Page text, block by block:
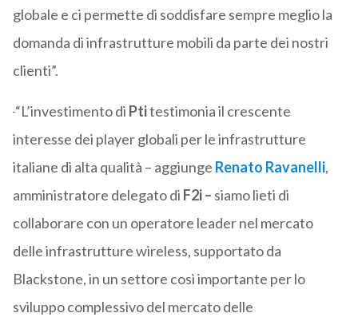
globale e ci permette di soddisfare sempre meglio la
domanda di infrastrutture mobili da parte dei nostri
clienti”.
“L’investimento di Ptitestimonia il crescente
interesse dei player globali per le infrastrutture
italiane di alta qualità – aggiunge Renato Ravanelli,
amministratore delegato di F2i – siamo lieti di
collaborare con un operatore leader nel mercato
delle infrastrutture wireless, supportato da
Blackstone, in un settore così importante per lo
sviluppo complessivo del mercato delle